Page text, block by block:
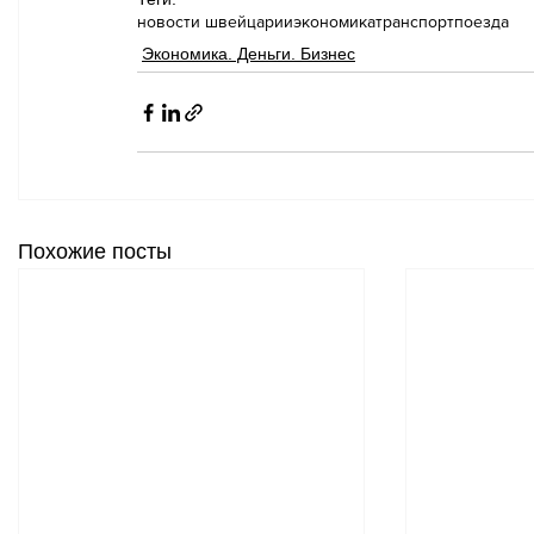
новости швейцарииэкономикатранспортпоезда
Экономика. Деньги. Бизнес
Похожие посты